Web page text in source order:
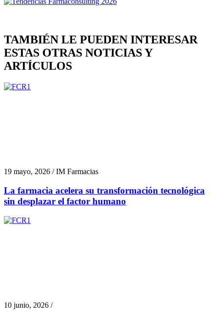
TAMBIÉN LE PUEDEN INTERESAR
ESTAS OTRAS NOTICIAS Y
ARTÍCULOS
19 mayo, 2026 / IM Farmacias
La farmacia acelera su transformación tecnológica
sin desplazar el factor humano
10 junio, 2026 /